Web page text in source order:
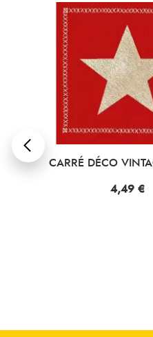
CARRÉ DÉCO
Prix
4,49 €